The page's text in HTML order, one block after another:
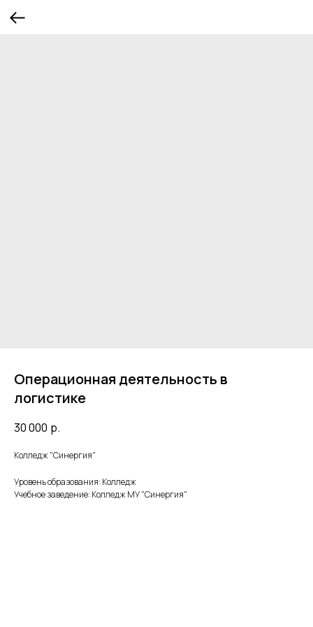
Операционная деятельность в
логистике
30 000 р.
Колледж "Синергия"
Уровень образования: Колледж
Учебное заведение: Колледж МУ "Синергия"